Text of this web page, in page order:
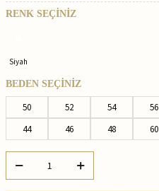
RENK SEÇİNİZ
Siyah
BEDEN SEÇİNİZ
50 52 54 56
44
46 48 60